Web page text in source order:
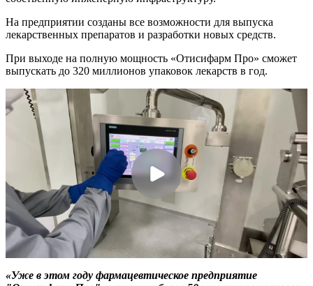
На предприятии созданы все возможности для выпуска
лекарственных препаратов и разработки новых средств.
При выходе на полную мощность «Отисифарм Про» сможет
выпускать до 320 миллионов упаковок лекарств в год.
«Уже в этом году фармацевтическое предприятие